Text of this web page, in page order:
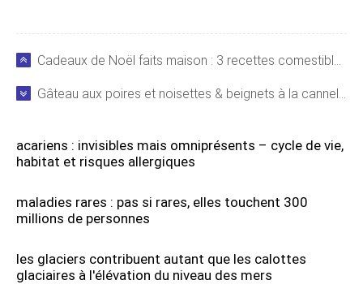
Cadeaux de Noël faits maison : 3 recettes comestibles irrésistibles
Gâteau aux poires et noisettes & beignets à la cannelle : recettes irrésistibles de Nigel Slater
acariens : invisibles mais omniprésents – cycle de vie,
habitat et risques allergiques
maladies rares : pas si rares, elles touchent 300
millions de personnes
les glaciers contribuent autant que les calottes
glaciaires à l'élévation du niveau des mers